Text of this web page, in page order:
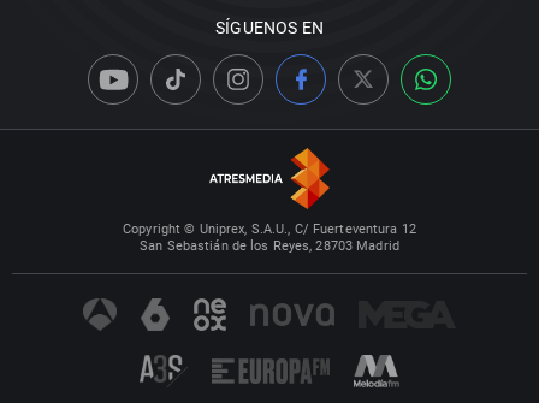
SÍGUENOS EN
Copyright © Uniprex, S.A.U., C/ Fuerteventura 12
San Sebastián de los Reyes, 28703 Madrid